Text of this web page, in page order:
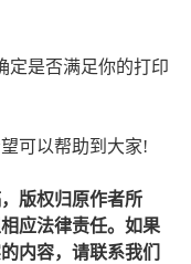
定是否满足你的打印
可以帮助到大家!
版权归原作者所
应法律责任。如果
内容，请联系我们